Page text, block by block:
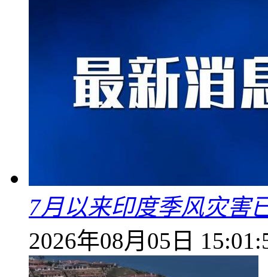
7月以来印度季风灾害
2026年08月05日